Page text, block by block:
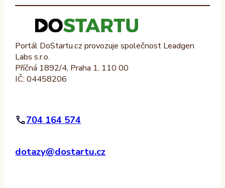
Portál DoStartu.cz provozuje společnost Leadgen
Labs s.r.o.
Příčná 1892/4, Praha 1, 110 00
IČ: 04458206
704 164 574
dotazy@dostartu.cz